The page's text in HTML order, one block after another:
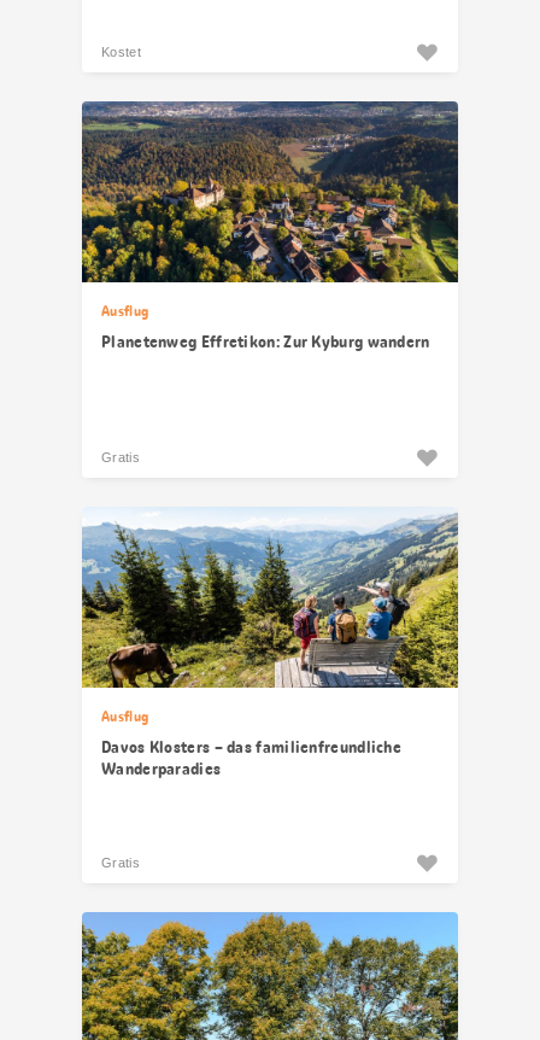
Kostet
Ausflug
Planetenweg Effretikon: Zur Kyburg wandern
Gratis
Ausflug
Davos Klosters – das familienfreundliche
Wanderparadies
Gratis